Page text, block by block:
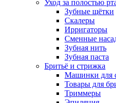
Уход за полостью
Зубные щётки
Скалеры
Ирригаторы
Сменные
Зубная нить
Зубная паста
Бритьё и стрижка
Машинки для
Товары для
Триммеры